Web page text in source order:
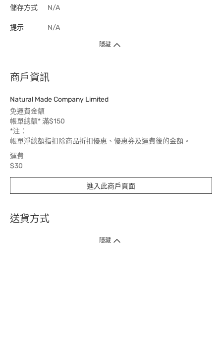
儲存方式 N/A
提示 N/A
隱藏
商戶資訊
Natural Made Company Limited
免運費金額
帳單總額* 滿$150
*注：
帳單淨總額指扣除商品折扣優惠、優惠券及運費後的金額。
運費
$30
進入此商戶頁面
送貨方式
1. 送貨到府（受衛生署條例規管產品除外 ）
隱藏